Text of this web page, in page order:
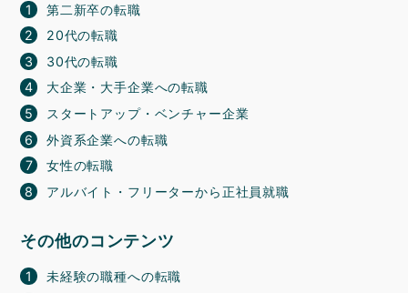
第二新卒の転職
20代の転職
30代の転職
大企業・大手企業への転職
スタートアップ・ベンチャー企業
外資系企業への転職
女性の転職
アルバイト・フリーターから正社員就職
その他のコンテンツ
未経験の職種への転職